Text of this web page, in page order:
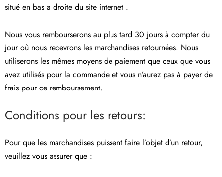
situé en bas a droite du site internet .
Nous vous rembourserons au plus tard 30 jours à compter du
jour où nous recevrons les marchandises retournées. Nous
utiliserons les mêmes moyens de paiement que ceux que vous
avez utilisés pour la commande et vous n’aurez pas à payer de
frais pour ce remboursement.
Conditions pour les retours:
Pour que les marchandises puissent faire l’objet d’un retour,
veuillez vous assurer que :